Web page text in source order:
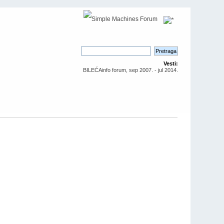
Vesti:
BILEĆAinfo forum, sep 2007. - jul 2014.